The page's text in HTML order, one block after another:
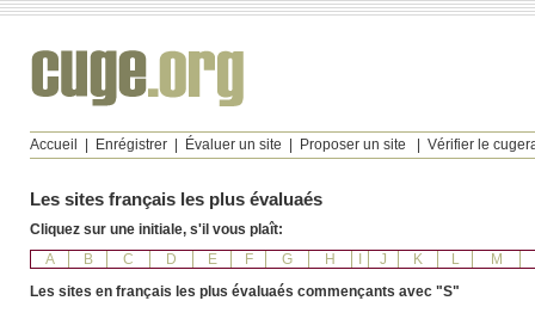
Accueil Enrégistrer Évaluer un site Proposer un site Vérifier le
Les sites français les plus évaluaés
Cliquez sur une initiale, s'il vous plaît:
A
B C D E F G H J K L
M
Les sites en français les plus évaluaés commençants avec "S"